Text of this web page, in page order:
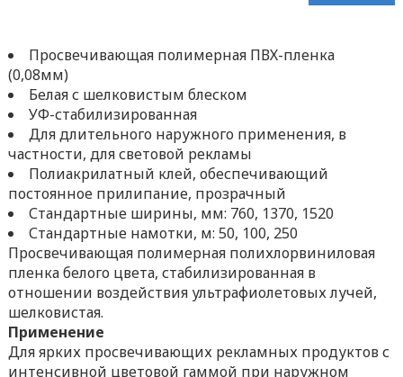
Просвечивающая полимерная ПВХ-пленка
(0,08мм)
Белая с шелковистым блеском
УФ-стабилизированная
Для длительного наружного применения, в
частности, для световой рекламы
Полиакрилатный клей, обеспечивающий
постоянное прилипание, прозрачный
Стандартные ширины, мм: 760, 1370, 1520
Стандартные намотки, м: 50, 100, 250
Просвечивающая полимерная полихлорвиниловая
пленка белого цвета, стабилизированная в
отношении воздействия ультрафиолетовых лучей,
шелковистая.
Применение
Для ярких просвечивающих рекламных продуктов с
интенсивной цветовой гаммой при наружном